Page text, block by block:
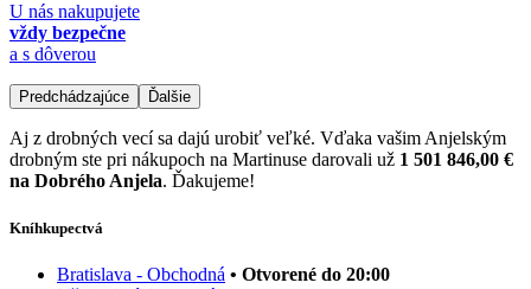
U nás nakupujete
vždy bezpečne
a s dôverou
Predchádzajúce Ďalšie
Aj z drobných vecí sa dajú urobiť veľké. Vďaka vašim Anjelským
drobným ste pri nákupoch na Martinuse darovali už 1 501 846,00 €
na Dobrého Anjela. Ďakujeme!
Kníhkupectvá
Bratislava - Obchodná • Otvorené do 20:00